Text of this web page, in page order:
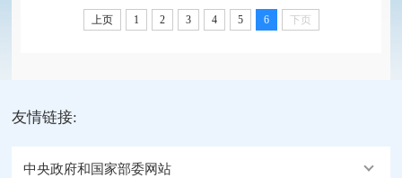
上页 1 2 3 4 5 6 下页
友情链接:
中央政府和国家部委网站